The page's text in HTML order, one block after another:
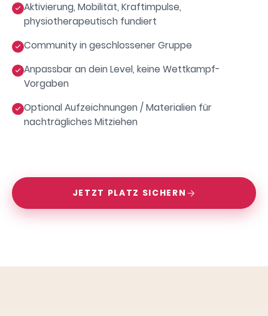
Aktivierung, Mobilität, Kraftimpulse,
physiotherapeutisch fundiert
Community in geschlossener Gruppe
Anpassbar an dein Level, keine Wettkampf-
Vorgaben
Optional Aufzeichnungen / Materialien für
nachträgliches Mitziehen
JETZT PLATZ SICHERN